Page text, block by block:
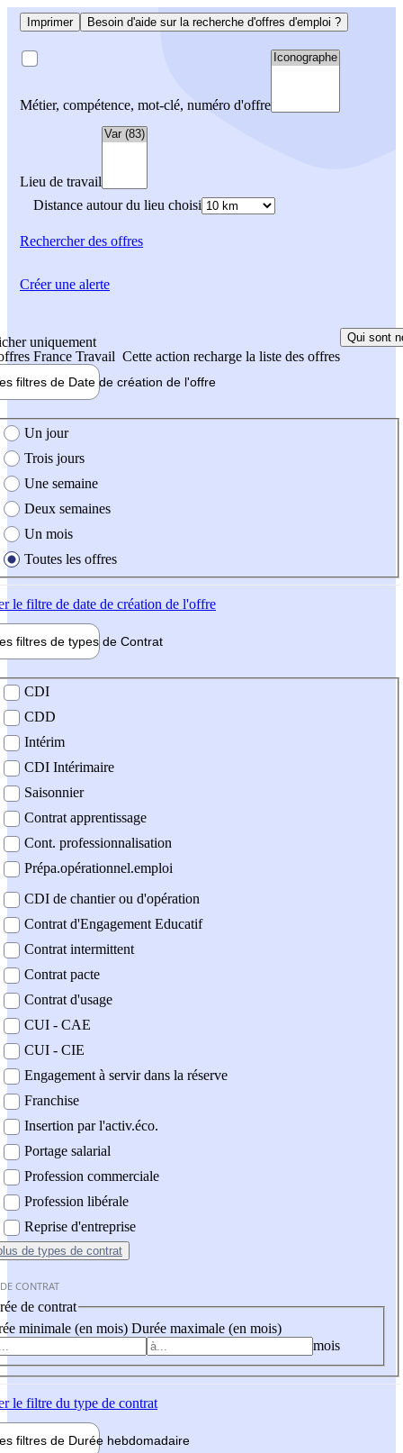
Imprimer Besoin d'aide sur la recherche d'offres d'emploi ?
Métier, compétence, mot-clé, numéro d'offre
Lieu de travail
Distance autour du lieu choisi
Rechercherdes offres
uniquement
France Travail Cette action recharge la liste des offres
Qui sont
filtres de Date de création de l'offre
création de l'offre
Un jour
Trois jours
Une semaine
Deux semaines
Un mois
Toutes les offres
le filtre de date de création de l'offre
filtres de types de Contrat
contrat
CDI
CDD
Intérim
CDI Intérimaire
Saisonnier
Contrat apprentissage
Cont. professionnalisation
Prépa.opérationnel.emploi
CDI de chantier ou d'opération
Contrat d'Engagement Educatif
Contrat intermittent
Contrat pacte
Contrat d'usage
CUI - CAE
CUI - CIE
Engagement à servir dans la réserve
Franchise
Insertion par l'activ.éco.
Portage salarial
Profession commerciale
Profession libérale
Reprise d'entreprise
de types de contrat
CONTRAT
de contrat
minimale (en mois) Durée maximale (en mois)
mois
le filtre du type de contrat
filtres de Durée hebdomadaire
Créer une alerte